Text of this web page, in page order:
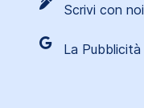
Scrivi con noi
La Pubblicità